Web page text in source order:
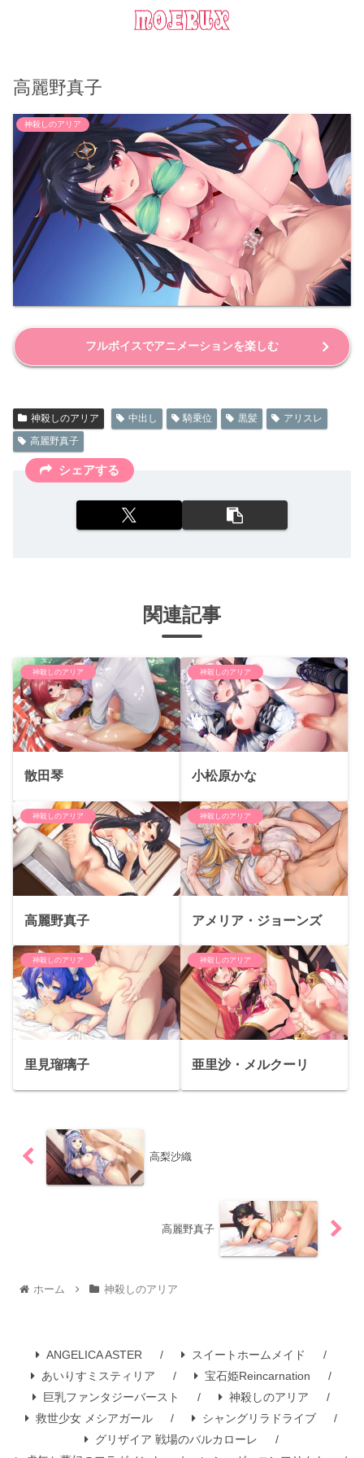
高麗野真子
神殺しのアリア
フルボイスでアニメーションを楽しむ
神殺しのアリア 中出し 騎乗位 黒髪
アリスレ
高麗野真子
シェアする
関連記事
神殺しのアリア
散田琴
神殺しのアリア
小松原かな
神殺しのアリア
高麗野真子
神殺しのアリア
アメリア・ジョーンズ
神殺しのアリア
里見瑠璃子
神殺しのアリア
亜里沙・メルクーリ
高梨沙織
高麗野真子
ホーム 神殺しのアリア
ANGELICA ASTER
スイートホームメイド
あいりすミスティリア
宝石姫Reincarnation
巨乳ファンタジーバースト
神殺しのアリア
救世少女 メシアガール
シャングリラドライブ
グリザイア 戦場のバルカローレ